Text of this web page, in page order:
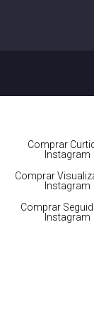
Comprar
Instagram
Comprar
Instagram
Comprar
Instagram
hoje!